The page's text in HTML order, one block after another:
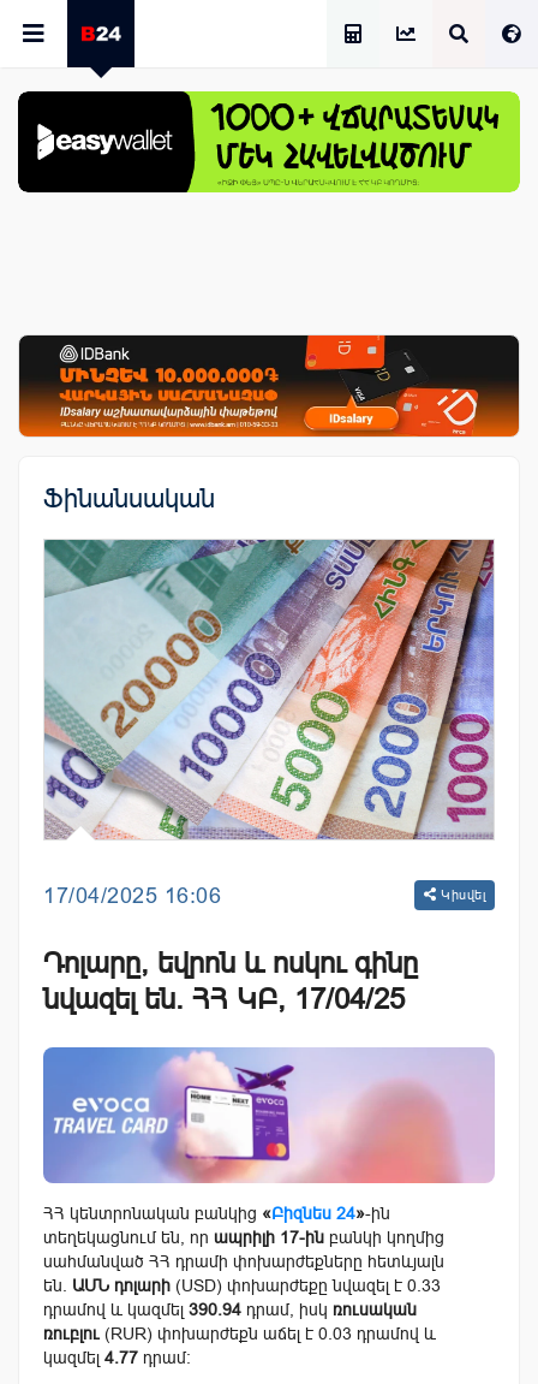
Ֆինանսական
17/04/2025 16:06 Կիսվել
Դոլարը, եվրոն և ոսկու գինը
նվազել են. ՀՀ ԿԲ, 17/04/25
ՀՀ կենտրոնական բանկից «Բիզնես 24»-ին
տեղեկացնում են, որ ապրիլի 17-ին բանկի կողմից
սահմանված ՀՀ դրամի փոխարժեքները հետևյալն
են. ԱՄՆ դոլարի (USD) փոխարժեքը նվազել է 0.33
դրամով և կազմել 390.94 դրամ, իսկ ռուսական
ռուբլու (RUR) փոխարժեքն աճել է 0.03 դրամով և
կազմել 4.77 դրամ: